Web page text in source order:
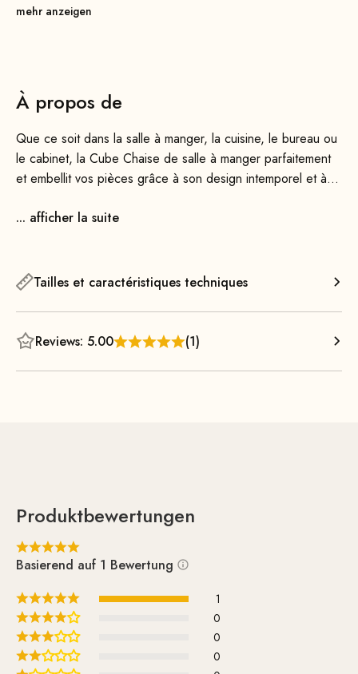
mehr anzeigen
À propos de
Que ce soit dans la salle à manger, la cuisine, le bureau ou
le cabinet, la Cube Chaise de salle à manger parfaitement
et embellit vos pièces grâce à son design intemporel et à
effet, avec seulement 49 cm de largeur, elle est 6 cm plus
en acier épuré est solidement soudé et thermolaqué, ce qui
le rend extrêmement robuste. Grâce à sa suspension
... afficher la suite
Tailles et caractéristiques techniques
Reviews: 5.00 (1)
Produktbewertungen
Basierend auf 1 Bewertung
1
0
0
0